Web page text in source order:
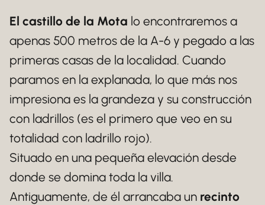
El castillo de la Mota lo encontraremos a
apenas 500 metros de la A-6 y pegado a las
primeras casas de la localidad. Cuando
paramos en la explanada, lo que más nos
impresiona es la grandeza y su construcción
con ladrillos (es el primero que veo en su
totalidad con ladrillo rojo).
Situado en una pequeña elevación desde
donde se domina toda la villa.
Antiguamente, de él arrancaba un recinto